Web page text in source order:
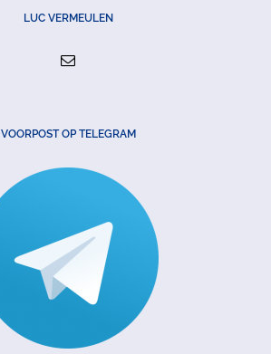
LUC VERMEULEN
VOORPOST OP TELEGRAM